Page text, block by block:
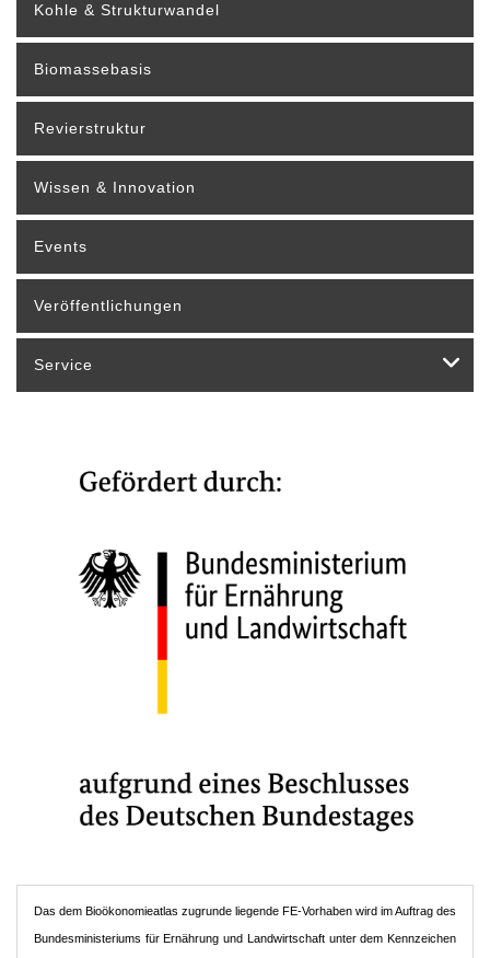
Kohle & Strukturwandel
Biomassebasis
Revierstruktur
Wissen & Innovation
Events
Veröffentlichungen
Service
Das dem Bioökonomieatlas zugrunde liegende FE-Vorhaben wird im Auftrag des
Bundesministeriums für Ernährung und Landwirtschaft unter dem Kennzeichen